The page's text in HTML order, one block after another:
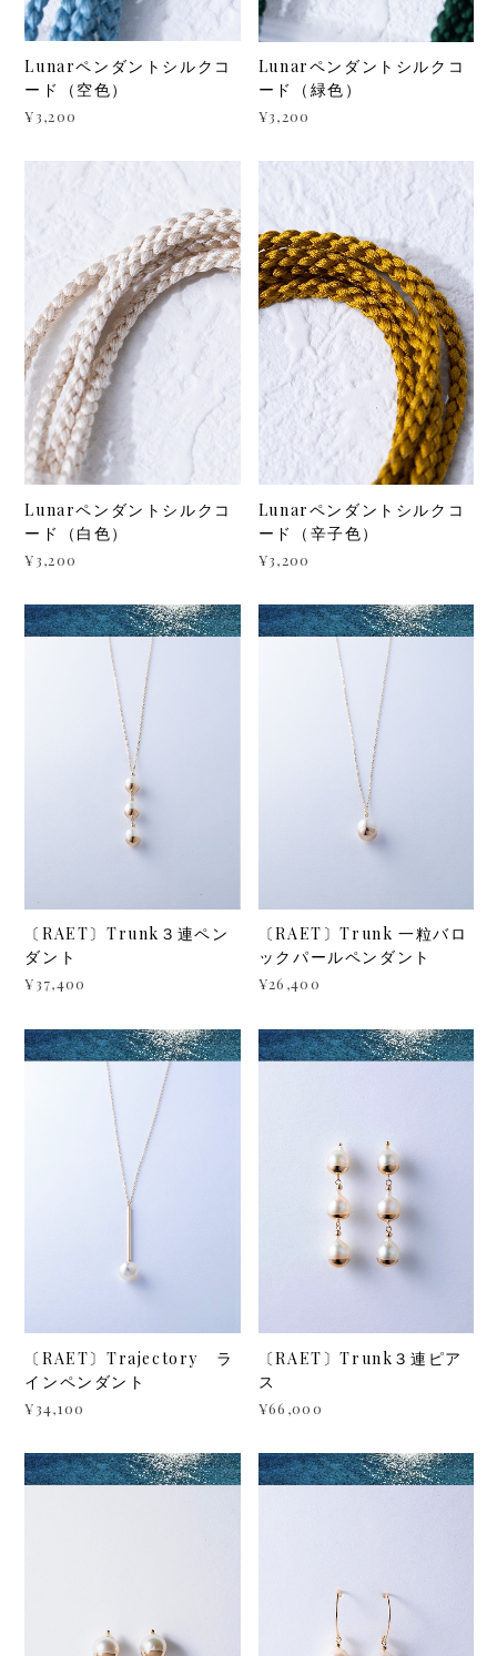
Lunarペンダントシルクコ
ード（空色）
¥3,200
Lunarペンダントシルクコ
ード（緑色）
¥3,200
Lunarペンダントシルクコ
ード（白色）
¥3,200
Lunarペンダントシルクコ
ード（辛子色）
¥3,200
〔RAET〕Trunk３連ペン
ダント
¥37,400
〔RAET〕Trunk 一粒バロ
ックパールペンダント
¥26,400
〔RAET〕Trajectory ラ
インペンダント
¥34,100
〔RAET〕Trunk３連ピア
ス
¥66,000